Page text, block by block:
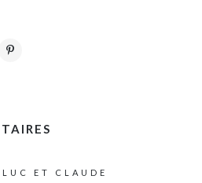
ET CLAUDE